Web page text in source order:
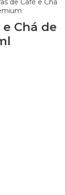
de Café e Chá
Chá de